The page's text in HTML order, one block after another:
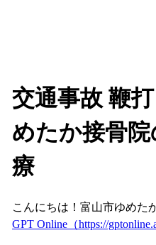
交通事故 鞭
めたか接骨
療
こんにちは！富山市ゆめた
GPT Online（https://